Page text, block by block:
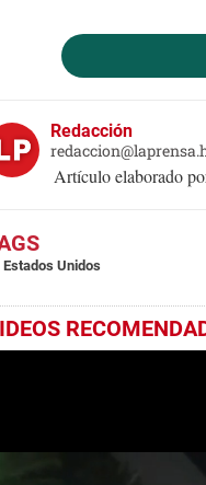
Redacción
Artículo elaborado
Estados Unidos